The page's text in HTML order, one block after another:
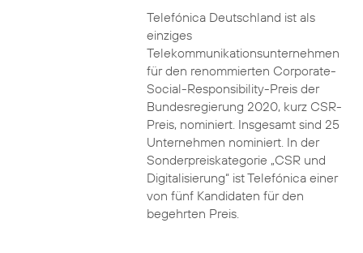
Telefónica Deutschland ist als
einziges
Telekommunikationsunternehmen
für den renommierten Corporate-
Social-Responsibility-Preis der
Bundesregierung 2020, kurz CSR-
Preis, nominiert. Insgesamt sind 25
Unternehmen nominiert. In der
Sonderpreiskategorie „CSR und
Digitalisierung“ ist Telefónica einer
von fünf Kandidaten für den
begehrten Preis.